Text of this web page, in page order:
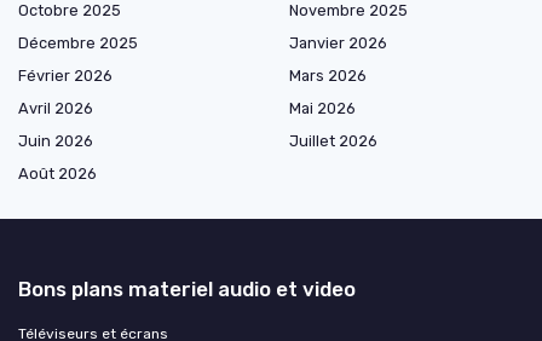
Octobre 2025
Novembre 2025
Décembre 2025
Janvier 2026
Février 2026
Mars 2026
Avril 2026
Mai 2026
Juin 2026
Juillet 2026
Août 2026
Bons plans materiel audio et video
Téléviseurs et écrans